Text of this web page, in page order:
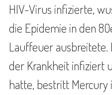
HIV-Virus infizierte,
die Epidemie in den
Lauffeuer
der Krankheit infiziert
hatte, bestritt Mercury